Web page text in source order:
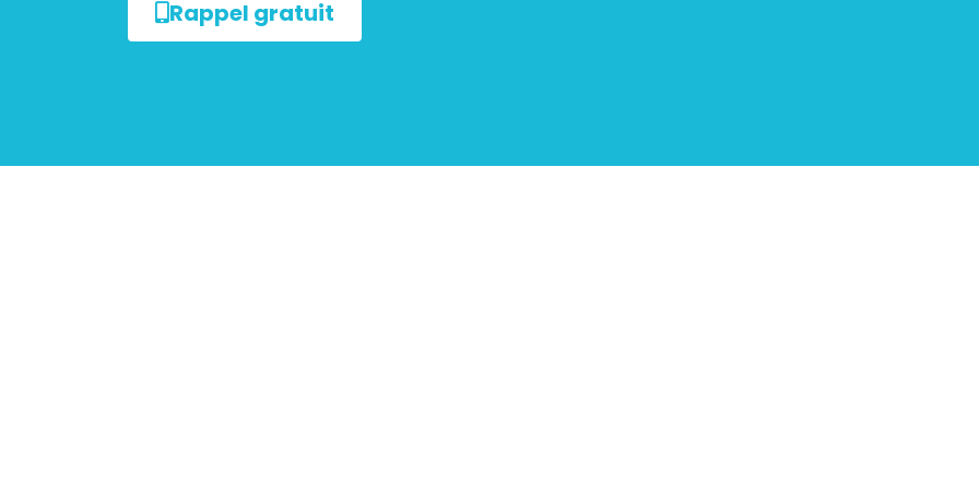
Rappel gratuit